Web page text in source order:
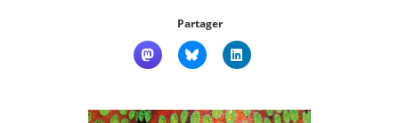
Partager